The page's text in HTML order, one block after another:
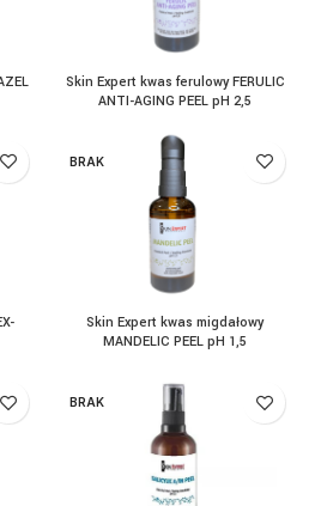
Skin Expert kwas ferulowy FERULIC
ANTI-AGING PEEL pH 2,5
BRAK
Skin Expert kwas migdałowy
MANDELIC PEEL pH 1,5
BRAK